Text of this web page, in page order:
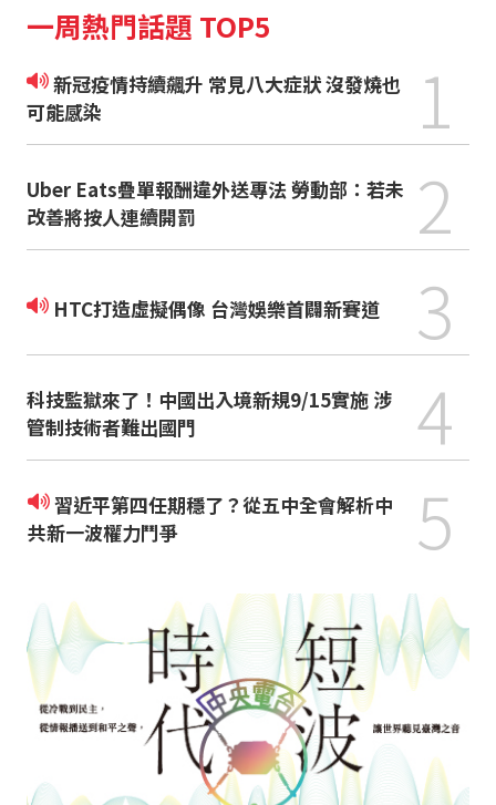
一周熱門話題 TOP5
新冠疫情持續飆升 常見八大症狀 沒發燒也
可能感染
1
Uber Eats疊單報酬違外送專法 勞動部：若未
改善將按人連續開罰
2
HTC打造虛擬偶像 台灣娛樂首闢新賽道 3
科技監獄來了！中國出入境新規9/15實施 涉
管制技術者難出國門
4
習近平第四任期穩了？從五中全會解析中
共新一波權力鬥爭
5